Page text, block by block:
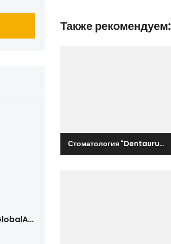
Также рекомендуем:
Стоматология "Dentaurum"
Страховой брокер GlobalAsig